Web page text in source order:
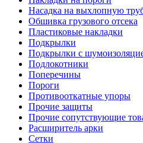
Насадка на выхлопную
Обшивка грузового отсека
Пластиковые накладки
Подкрылки
Подкрылки с
Подлокотники
Поперечины
Пороги
Противооткатные упоры
Прочие защиты
Прочие сопутствующие
Расширитель арки
Сетки